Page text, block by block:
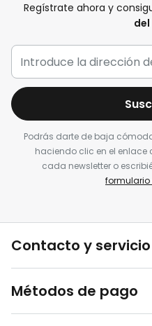
Regístrate ahora y
del
Podrás darte de baja
haciendo clic en el enlace
cada newsletter o
Contacto y servicio
Métodos de pago